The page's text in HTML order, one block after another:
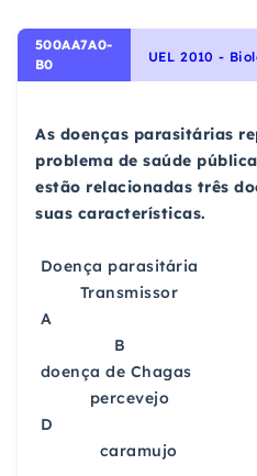
500AA7A0-
B0
As doenças parasitárias
problema de saúde
estão relacionadas três
suas características.
Doença
Transmissor
A
B
doença de
percevejo
D
caramujo